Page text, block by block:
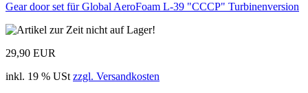
Gear door set für Global AeroFoam L-39 "CCCP" Turbinenversion
29,90 EUR
inkl. 19 % USt zzgl. Versandkosten